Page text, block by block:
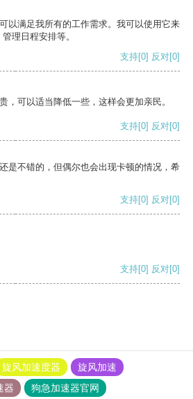
以满足我所有的工作需求。我可以使用它来
理日程安排等。
支持[0] 反对[0]
，可以适当降低一些，这样会更加亲民。
支持[0] 反对[0]
是不错的，但偶尔也会出现卡顿的情况，希
支持[0] 反对[0]
支持[0] 反对[0]
旋风加速度器
旋风加速
器
狗急加速器官网